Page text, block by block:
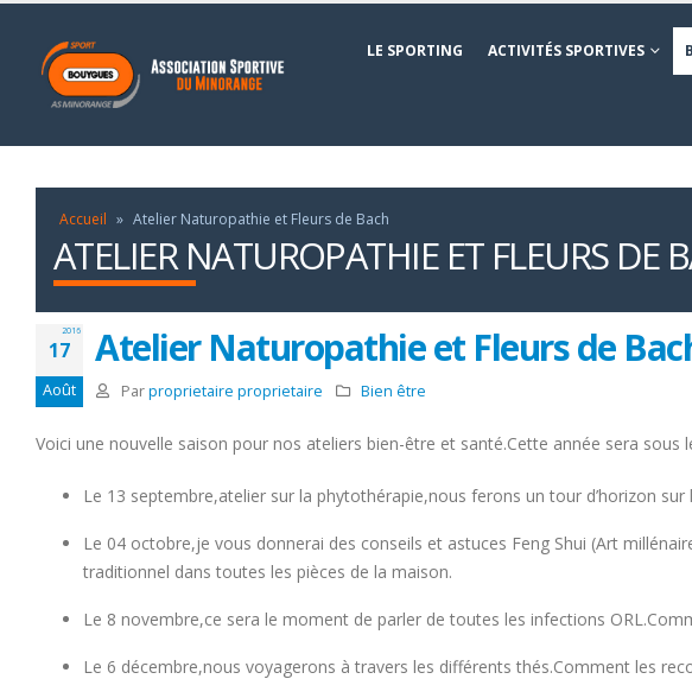
LE SPORTING ACTIVITÉS SPORTIVES
Accueil » Atelier Naturopathie et Fleurs de Bach
ATELIER NATUROPATHIE ET FLEURS DE
2016
17
Août
Atelier Naturopathie et Fleurs de
Parproprietaire proprietaire Bien être
Voici une nouvelle saison pour nos ateliers bien-être et santé.Cette année sera sous
Le 13 septembre,atelier sur la phytothérapie,nous ferons un tour d’horizon
Le 04 octobre,je vous donnerai des conseils et astuces Feng Shui (Art
traditionnel dans toutes les pièces de la maison.
Le 8 novembre,ce sera le moment de parler de toutes les infections
Le 6 décembre,nous voyagerons à travers les différents thés.Comment les